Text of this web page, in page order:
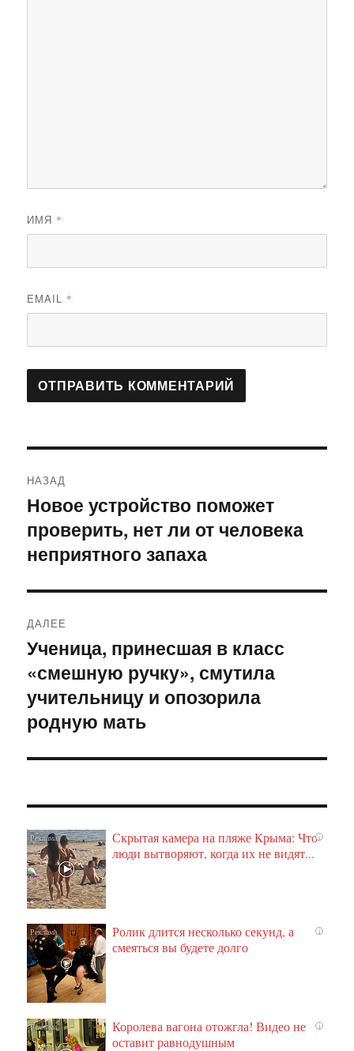
ИМЯ *
EMAIL *
по
записям
НАЗАД
Предыдущая
запись:
Новое устройство поможет
проверить, нет ли от человека
неприятного запаха
ДАЛЕЕ
Следующая
запись:
Ученица, принесшая в класс
«смешную ручку», смутила
учительницу и опозорила
родную мать
i
Скрытая камера на пляже Крыма: Что
люди вытворяют, когда их не видят...
i
Ролик длится несколько секунд, а
смеяться вы будете долго
i
Королева вагона отожгла! Видео не
оставит равнодушным